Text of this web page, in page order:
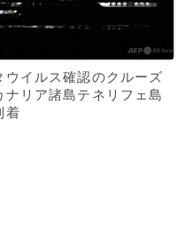
ウイルス確認のクルーズ
ナリア諸島テネリフェ島
着